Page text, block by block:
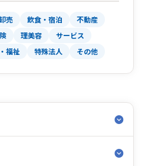
売 飲食・宿泊
不動産
理美容
サービス
福祉 特殊法人 その他